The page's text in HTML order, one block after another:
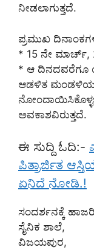
ನೀಡಲಾಗುತ್ತದೆ.
ಪ್ರಮುಖ
* 15 ನೇ ಮಾರ್ಚ್,
* ಆ ದಿನದವರೆಗೂ
ಆಡಳಿತ ಮಂಡಳಿಯ
ಅವಕಾಶವಿರುತ್ತದೆ.
ಈ ಸುದ್ದಿ ಓದಿ:-
ಪಿತ್ರಾರ್ಜಿತ
ಏನಿದೆ ನೋಡಿ.!
ಸಂದರ್ಶನಕ್ಕೆ
ಸೈನಿಕ ಶಾಲೆ,
ವಿಜಯಪುರ,